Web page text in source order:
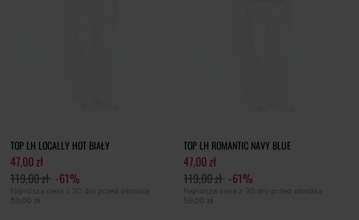
TOP LH LOCALLY HOT BIAŁY
47,00 zł
119,00 zł -61%
Najniższa cena z 30 dni przed obniżką
59,00 zł
TOP LH ROMANTIC NAVY BLUE
47,00 zł
119,00 zł -61%
Najniższa cena z 30 dni przed obniżką
59,00 zł